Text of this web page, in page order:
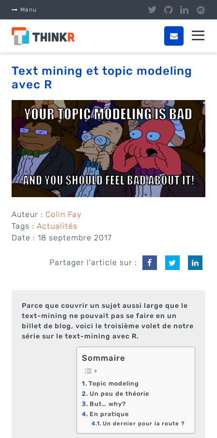
Menu
Text mining et topic modeling
avec R
Auteur : Colin Fay
Tags : Actualités
Date : 18 septembre 2017
Partager l'article sur :
Parce que couvrir un sujet aussi large que le
text-mining ne pouvait pas se faire en un
billet de blog, voici le troisième volet de notre
série sur le text-mining avec R.
Sommaire
Topic modeling
Un peu de théorie
But… why?
En pratique
Un dernier pour la route ?
Panneau de gestion des cookies